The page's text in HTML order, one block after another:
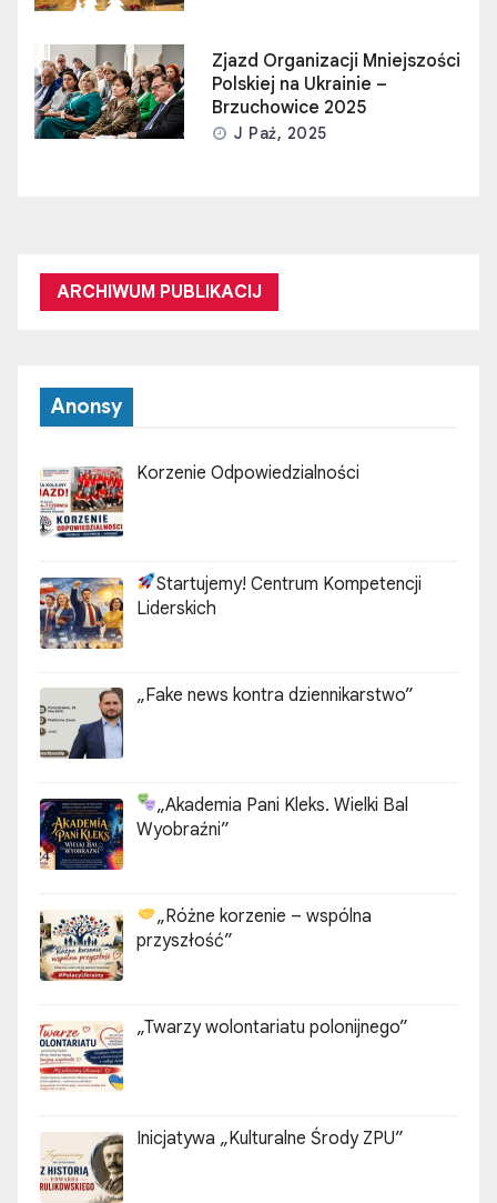
Zjazd Organizacji Mniejszości
Polskiej na Ukrainie –
Brzuchowice 2025
J Paź, 2025
ARCHIWUM PUBLIKACIJ
Anonsy
Korzenie Odpowiedzialności
Startujemy! Centrum Kompetencji
Liderskich
„Fake news kontra dziennikarstwo”
„Akademia Pani Kleks. Wielki Bal
Wyobraźni”
„Różne korzenie – wspólna
przyszłość”
„Twarzy wolontariatu polonijnego”
Inicjatywa „Kulturalne Środy ZPU”